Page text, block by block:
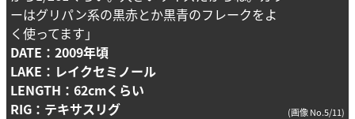
ーはグリパン系の黒赤とか黒青のフレークをよ
く使ってます」
DATE：2009年頃
LAKE：レイクセミノール
LENGTH：62cmくらい
RIG：テキサスリグ
(画像 No.5/11)